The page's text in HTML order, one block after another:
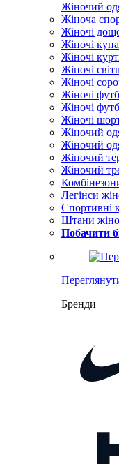
Жіночий
Жіноча
Жіночі
Жіночі
Жіночі
Жіночі
Жіночі
Жіночі
Жіночі
Жіночі
Жіночий
Жіночий
Жіночий
Жіночий
Легінси
Спортивні
Штани
Побачити
Бренди